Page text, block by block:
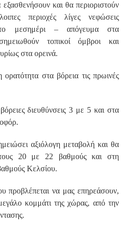
και θα περιοριστούν
περιοχές λίγες νεφώσεις
το μεσημέρι – απόγευμα στα
τοπικοί όμβροι και
στα ορεινά.
στα βόρεια τις πρωινές
διευθύνσεις 3 με 5 και στα
αξιόλογη μεταβολή και θα
20 με 22 βαθμούς και στη
Κελσίου.
προβλέπεται να μας επηρεάσουν,
κομμάτι της χώρας, από την